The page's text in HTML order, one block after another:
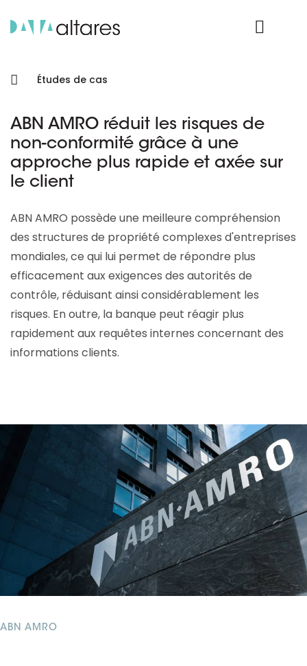
Études de cas
ABN AMRO réduit les risques de
non-conformité grâce à une
approche plus rapide et axée sur
le client
ABN AMRO possède une meilleure compréhension
des structures de propriété complexes d'entreprises
mondiales, ce qui lui permet de répondre plus
efficacement aux exigences des autorités de
contrôle, réduisant ainsi considérablement les
risques. En outre, la banque peut réagir plus
rapidement aux requêtes internes concernant des
informations clients.
ABN AMRO